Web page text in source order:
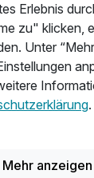
Hotel mühelos
Mit seiner
Charakter
italienischen
Erlebnis
zu" klicken,
Unter
.
Mehr anzeigen